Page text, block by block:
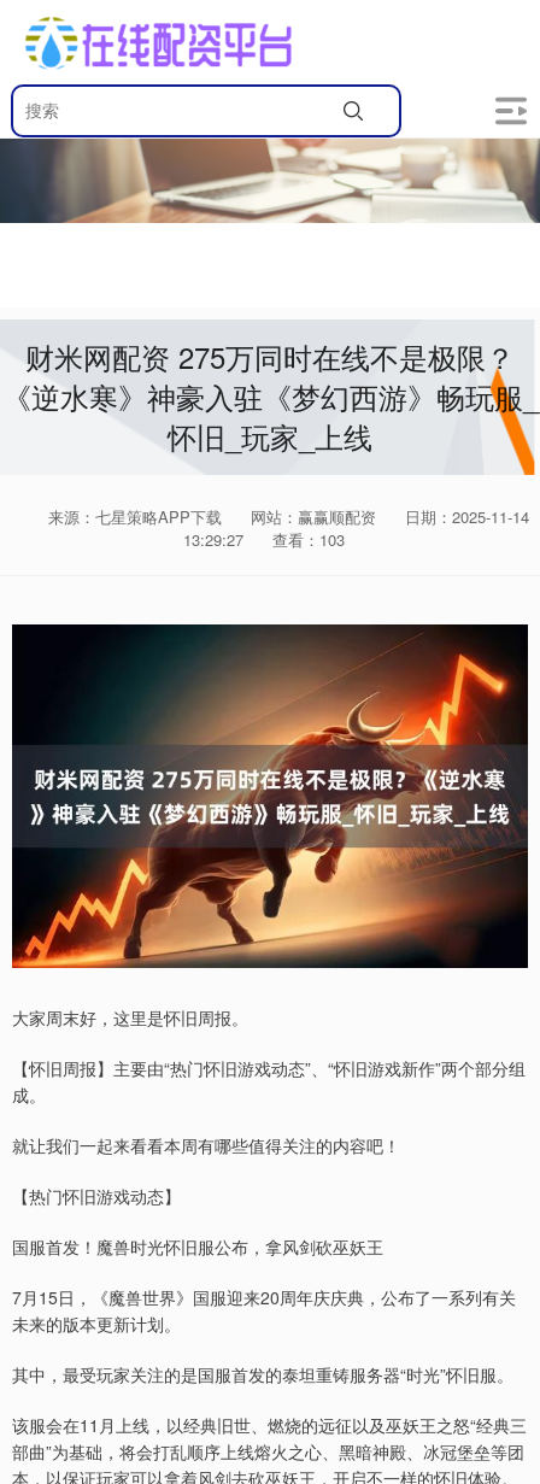
财米网配资 275万同时在线不是极限？
《逆水寒》神豪入驻《梦幻西游》畅玩服_
怀旧_玩家_上线
来源：七星策略APP下载 网站：赢赢顺配资
日期：2025-11-14
13:29:27
查看：103
大家周末好，这里是怀旧周报。
【怀旧周报】主要由“热门怀旧游戏动态”、“怀旧游戏新作”两个部分组
成。
就让我们一起来看看本周有哪些值得关注的内容吧！
【热门怀旧游戏动态】
国服首发！魔兽时光怀旧服公布，拿风剑砍巫妖王
7月15日，《魔兽世界》国服迎来20周年庆庆典，公布了一系列有关
未来的版本更新计划。
其中，最受玩家关注的是国服首发的泰坦重铸服务器“时光”怀旧服。
该服会在11月上线，以经典旧世、燃烧的远征以及巫妖王之怒“经典三
部曲”为基础，将会打乱顺序上线熔火之心、黑暗神殿、冰冠堡垒等团
本，以保证玩家可以拿着风剑去砍巫妖王，开启不一样的怀旧体验。